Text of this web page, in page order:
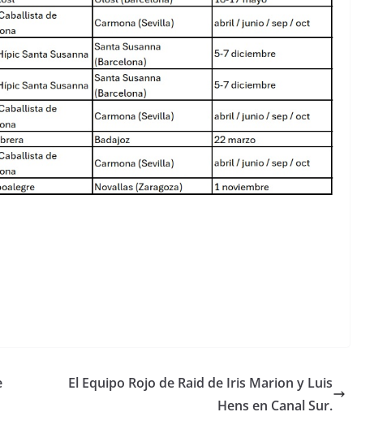
El Equipo Rojo de Raid de Iris Marion y Luis
Hens en Canal Sur.